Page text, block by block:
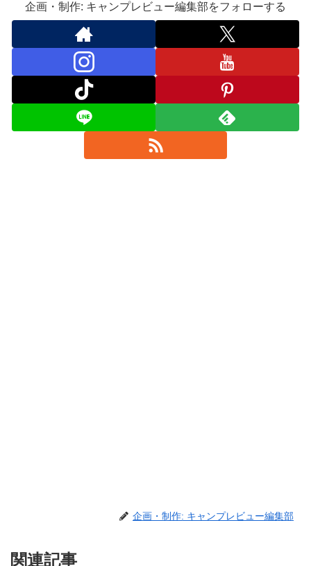
企画・制作: キャンプレビュー編集部をフォローする
企画・制作: キャンプレビュー編集部
関連記事